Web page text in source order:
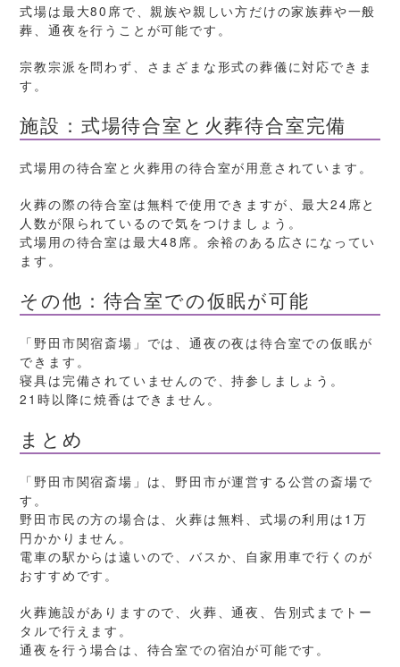
式場は最大80席で、親族や親しい方だけの家族葬や一般
葬、通夜を行うことが可能です。
宗教宗派を問わず、さまざまな形式の葬儀に対応できま
す。
施設：式場待合室と火葬待合室完備
式場用の待合室と火葬用の待合室が用意されています。
火葬の際の待合室は無料で使用できますが、最大24席と
人数が限られているので気をつけましょう。
式場用の待合室は最大48席。余裕のある広さになってい
ます。
その他：待合室での仮眠が可能
「野田市関宿斎場」では、通夜の夜は待合室での仮眠が
できます。
寝具は完備されていませんので、持参しましょう。
21時以降に焼香はできません。
まとめ
「野田市関宿斎場」は、野田市が運営する公営の斎場で
す。
野田市民の方の場合は、火葬は無料、式場の利用は1万
円かかりません。
電車の駅からは遠いので、バスか、自家用車で行くのが
おすすめです。
火葬施設がありますので、火葬、通夜、告別式までトー
タルで行えます。
通夜を行う場合は、待合室での宿泊が可能です。